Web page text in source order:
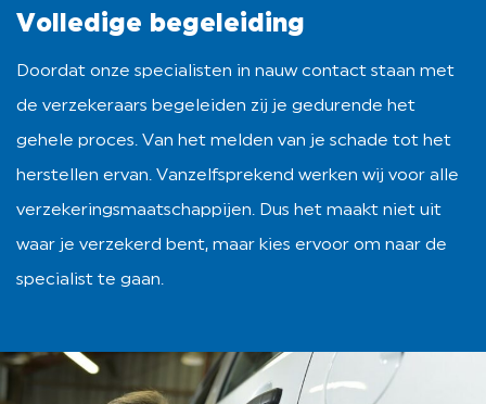
Volledige begeleiding
Doordat onze specialisten in nauw contact staan met
de verzekeraars begeleiden zij je gedurende het
gehele proces. Van het melden van je schade tot het
herstellen ervan. Vanzelfsprekend werken wij voor alle
verzekeringsmaatschappijen. Dus het maakt niet uit
waar je verzekerd bent, maar kies ervoor om naar de
specialist te gaan.